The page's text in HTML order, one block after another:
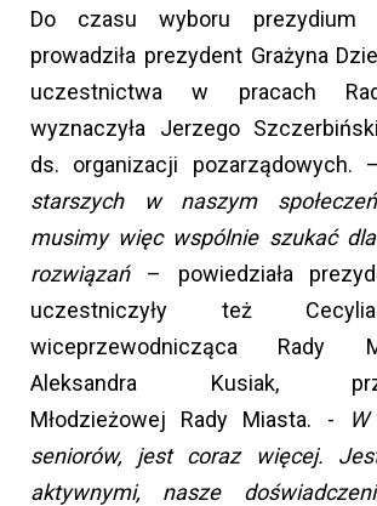
Do czasu wyboru prezydium
prowadziła prezydent Grażyna
uczestnictwa w pracach
wyznaczyła Jerzego
ds. organizacji pozarządowych.
starszych w naszym
musimy więc wspólnie szukać
rozwiązań– powiedziała
uczestniczyły też
wiceprzewodnicząca Rady
Aleksandra Kusiak,
Młodzieżowej Rady Miasta. -
seniorów, jest coraz więcej.
aktywnymi, nasze